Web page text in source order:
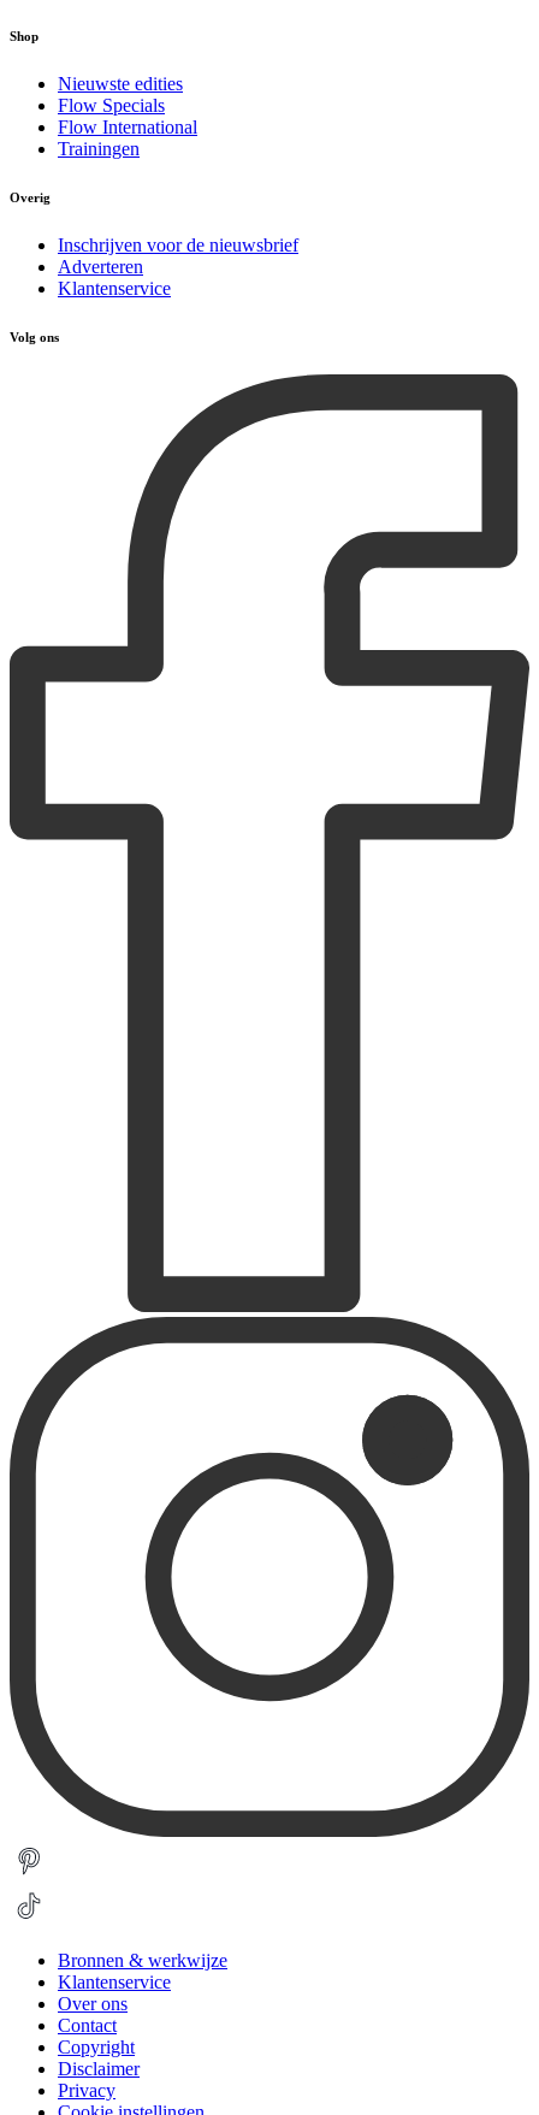
Shop
Nieuwste edities
Flow Specials
Flow International
Trainingen
Overig
Inschrijven voor de nieuwsbrief
Adverteren
Klantenservice
Volg ons
Bronnen & werkwijze
Klantenservice
Over ons
Contact
Copyright
Disclaimer
Privacy